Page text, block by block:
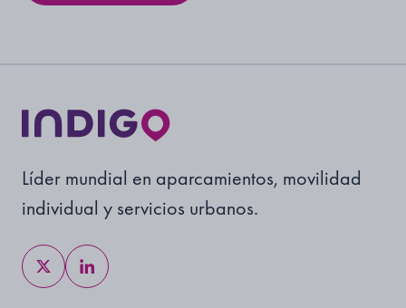
Líder mundial en aparcamientos, movilidad
individual y servicios urbanos.